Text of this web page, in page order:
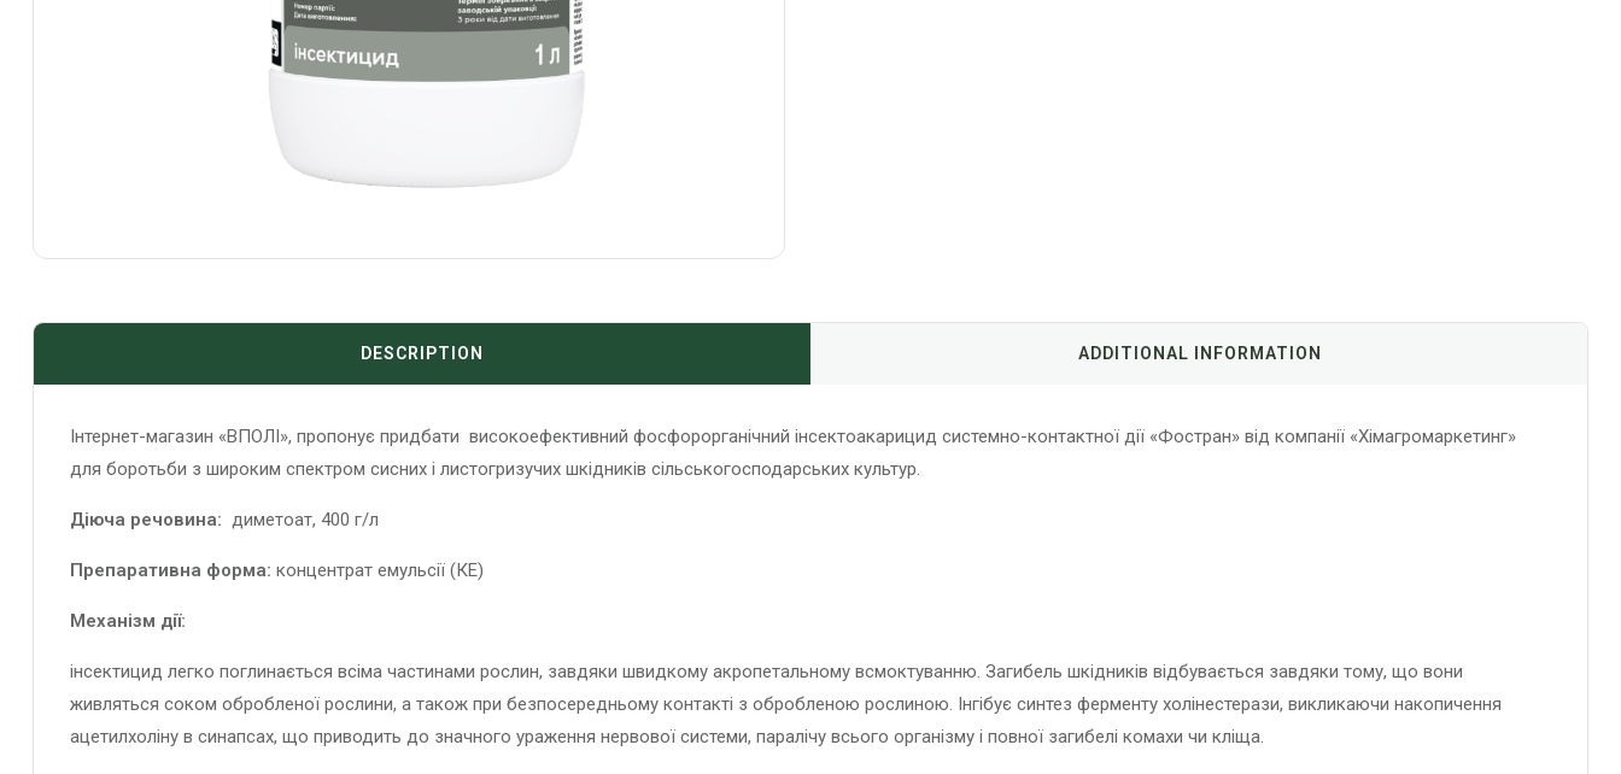
DESCRIPTION ADDITIONAL INFORMATION
Інтернет-магазин «ВПОЛІ», пропонує придбати високоефективний фосфорорганічний інсектоакарицид системно-контактної дії «Фостран» від компанії «Хімагромаркетинг»
для боротьби з широким спектром сисних і листогризучих шкідників сільськогосподарських культур.
Діюча речовина: диметоат, 400 г/л
Препаративна форма: концентрат емульсії (КЕ)
Механізм дії:
інсектицид легко поглинається всіма частинами рослин, завдяки швидкому акропетальному всмоктуванню. Загибель шкідників відбувається завдяки тому, що вони
живляться соком обробленої рослини, а також при безпосередньому контакті з обробленою рослиною. Інгібує синтез ферменту холінестерази, викликаючи накопичення
ацетилхоліну в синапсах, що приводить до значного ураження нервової системи, паралічу всього організму і повної загибелі комахи чи кліща.